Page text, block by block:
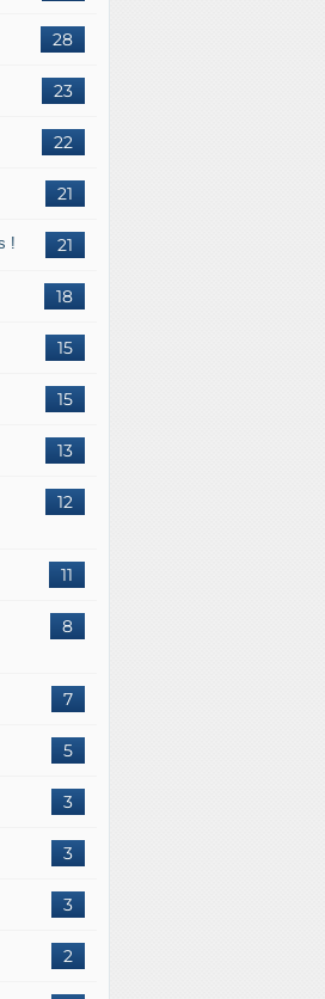
28
23
22
21
21
!
18
15
15
13
12
11
8
7
5
3
3
3
2